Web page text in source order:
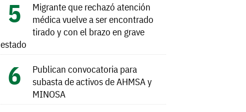
Migrante que rechazó atención
médica vuelve a ser encontrado
tirado y con el brazo en grave
estado
Publican convocatoria para
subasta de activos de AHMSA y
MINOSA